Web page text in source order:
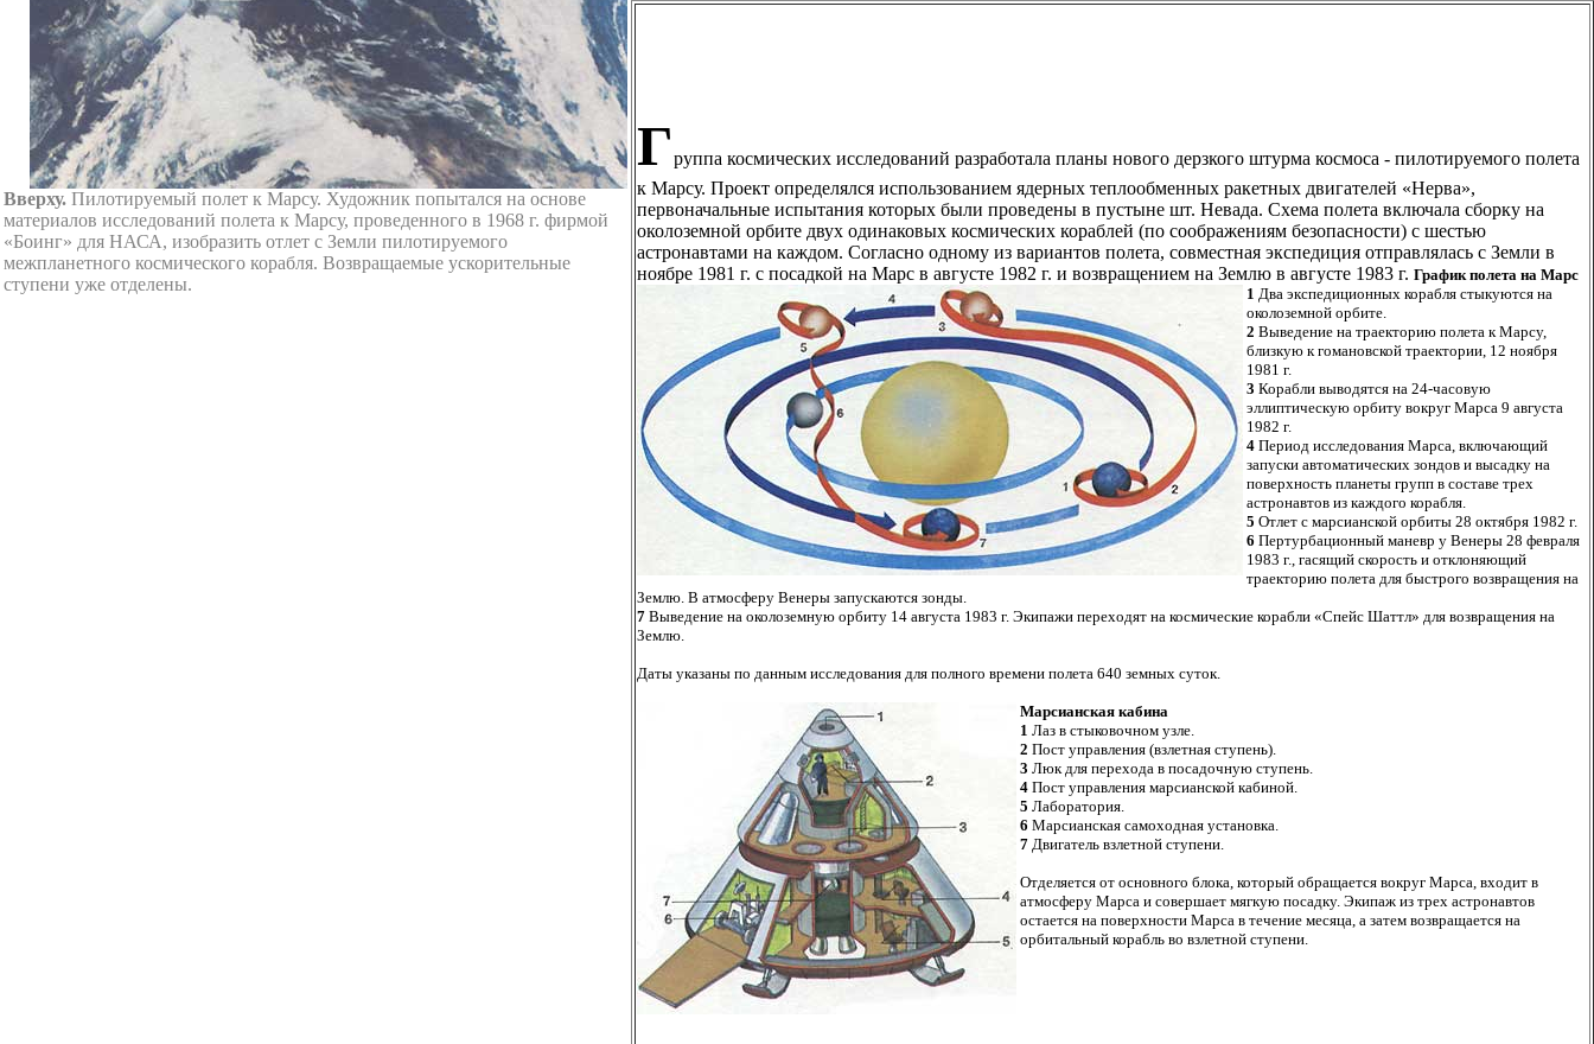
Вверху. Пилотируемый полет к Марсу. Художник попытался на основе
материалов исследований полета к Марсу, проведенного в 1968 г. фирмой
«Боинг» для НАСА, изобразить отлет с Земли пилотируемого
межпланетного космического корабля. Возвращаемые ускорительные
ступени уже отделены.
Группа космических исследований разработала планы нового дерзкого штурма космоса - пилотируемого полета
к Марсу. Проект определялся использованием ядерных теплообменных ракетных двигателей «Нерва»,
первоначальные испытания которых были проведены в пустыне шт. Невада. Схема полета включала сборку на
околоземной орбите двух одинаковых космических кораблей (по соображениям безопасности) с шестью
астронавтами на каждом. Согласно одному из вариантов полета, совместная экспедиция отправлялась с Земли в
ноябре 1981 г. с посадкой на Марс в августе 1982 г. и возвращением на Землю в августе 1983 г. График полета на Марс
1 Два экспедиционных корабля стыкуются на
околоземной орбите.
2 Выведение на траекторию полета к Марсу,
близкую к гомановской траектории, 12 ноября
1981 г.
3 Корабли выводятся на 24-часовую
эллиптическую орбиту вокруг Марса 9 августа
1982 г.
4 Период исследования Марса, включающий
запуски автоматических зондов и высадку на
поверхность планеты групп в составе трех
астронавтов из каждого корабля.
5 Отлет с марсианской орбиты 28 октября 1982 г.
6 Пертурбационный маневр у Венеры 28 февраля
1983 г., гасящий скорость и отклоняющий
траекторию полета для быстрого возвращения на
Землю. В атмосферу Венеры запускаются зонды.
7 Выведение на околоземную орбиту 14 августа 1983 г. Экипажи переходят на космические корабли «Спейс Шаттл» для возвращения на
Землю.
Даты указаны по данным исследования для полного времени полета 640 земных суток.
Марсианская кабина
1 Лаз в стыковочном узле.
2 Пост управления (взлетная ступень).
3 Люк для перехода в посадочную ступень.
4 Пост управления марсианской кабиной.
5 Лаборатория.
6 Марсианская самоходная установка.
7 Двигатель взлетной ступени.
Отделяется от основного блока, который обращается вокруг Марса, входит в
атмосферу Марса и совершает мягкую посадку. Экипаж из трех астронавтов
остается на поверхности Марса в течение месяца, а затем возвращается на
орбитальный корабль во взлетной ступени.